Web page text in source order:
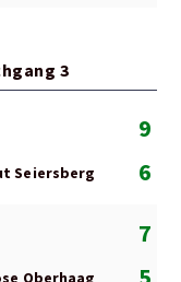
3
9
6
Seiersberg
7